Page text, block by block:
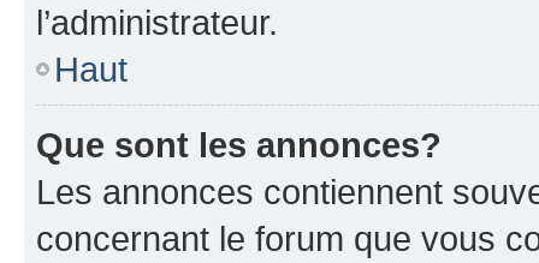
l’administrateur.
Haut
Que sont les annonces?
Les annonces contiennent
concernant le forum que vous